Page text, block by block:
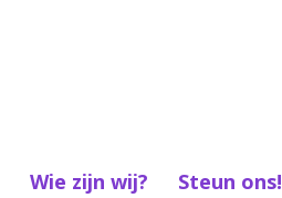
Wie zijn wij? Steun ons!